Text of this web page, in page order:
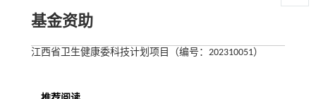
基金资助
江西省卫生健康委科技计划项目（编号：202310051）